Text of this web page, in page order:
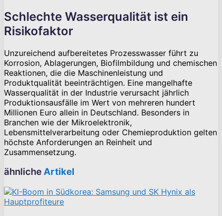
Schlechte Wasserqualität ist ein
Risikofaktor
Unzureichend aufbereitetes Prozesswasser führt zu
Korrosion, Ablagerungen, Biofilmbildung und chemischen
Reaktionen, die die Maschinenleistung und
Produktqualität beeinträchtigen. Eine mangelhafte
Wasserqualität in der Industrie verursacht jährlich
Produktionsausfälle im Wert von mehreren hundert
Millionen Euro allein in Deutschland. Besonders in
Branchen wie der Mikroelektronik,
Lebensmittelverarbeitung oder Chemieproduktion gelten
höchste Anforderungen an Reinheit und
Zusammensetzung.
ähnlicheArtikel